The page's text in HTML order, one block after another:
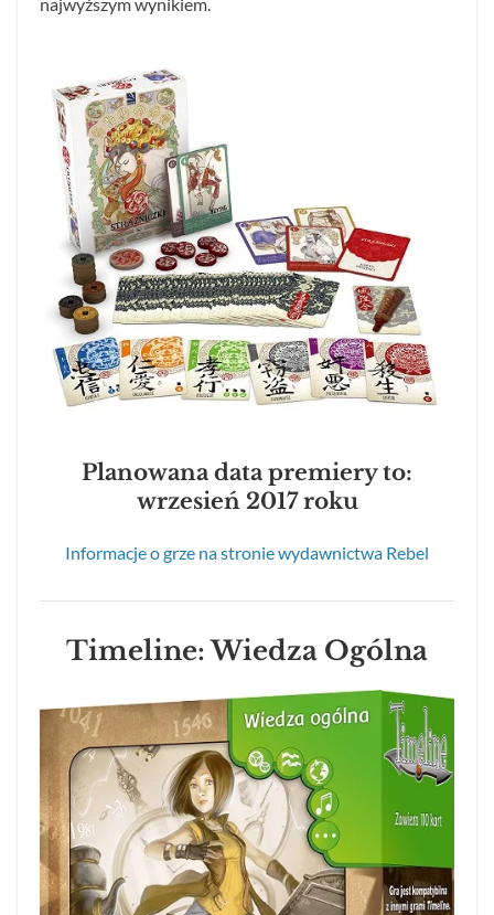
Planowana data premiery to:
wrzesień 2017 roku
Informacje o grze na stronie wydawnictwa Rebel
Timeline: Wiedza Ogólna